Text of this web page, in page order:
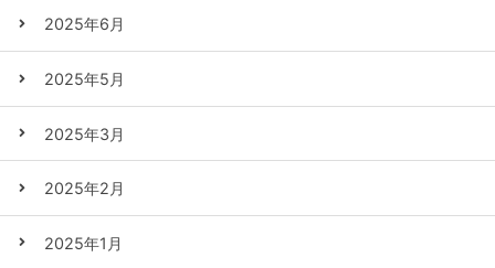
2025年6月
2025年5月
2025年3月
2025年2月
2025年1月